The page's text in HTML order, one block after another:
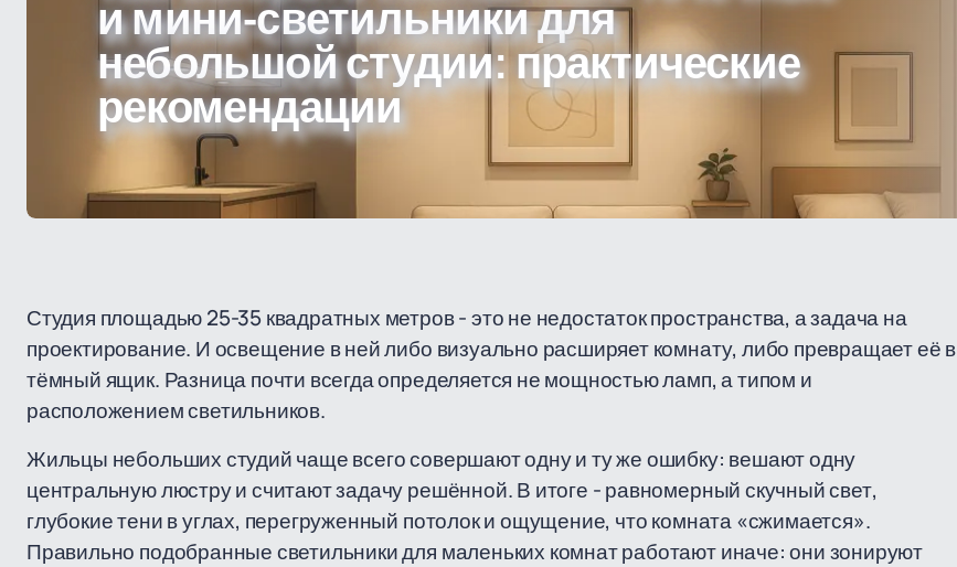
и мини-светильники для
небольшой студии: практические
рекомендации
Студия площадью 25-35 квадратных метров - это не недостаток пространства, а задача на
проектирование. И освещение в ней либо визуально расширяет комнату, либо превращает её в
тёмный ящик. Разница почти всегда определяется не мощностью ламп, а типом и
расположением светильников.
Жильцы небольших студий чаще всего совершают одну и ту же ошибку: вешают одну
центральную люстру и считают задачу решённой. В итоге - равномерный скучный свет,
глубокие тени в углах, перегруженный потолок и ощущение, что комната «сжимается».
Правильно подобранные светильники для маленьких комнат работают иначе: они зонируют